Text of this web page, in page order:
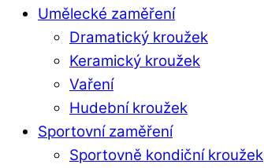
Umělecké zaměření
Dramatický kroužek
Keramický kroužek
Vaření
Hudební kroužek
Sportovní zaměření
Sportovně kondiční kroužek